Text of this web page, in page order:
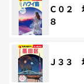
Ｃ０２
８
Ｊ３３